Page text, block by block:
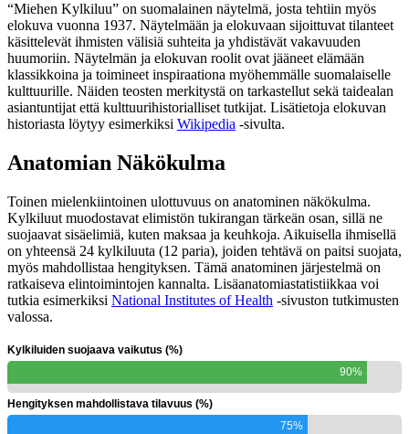
“Miehen Kylkiluu” on suomalainen näytelmä, josta tehtiin myös
elokuva vuonna 1937. Näytelmään ja elokuvaan sijoittuvat tilanteet
käsittelevät ihmisten välisiä suhteita ja yhdistävät vakavuuden
huumoriin. Näytelmän ja elokuvan roolit ovat jääneet elämään
klassikkoina ja toimineet inspiraationa myöhemmälle suomalaiselle
kulttuurille. Näiden teosten merkitystä on tarkastellut sekä taidealan
asiantuntijat että kulttuurihistorialliset tutkijat. Lisätietoja elokuvan
historiasta löytyy esimerkiksi Wikipedia -sivulta.
Anatomian Näkökulma
Toinen mielenkiintoinen ulottuvuus on anatominen näkökulma.
Kylkiluut muodostavat elimistön tukirangan tärkeän osan, sillä ne
suojaavat sisäelimiä, kuten maksaa ja keuhkoja. Aikuisella ihmisellä
on yhteensä 24 kylkiluuta (12 paria), joiden tehtävä on paitsi suojata,
myös mahdollistaa hengityksen. Tämä anatominen järjestelmä on
ratkaiseva elintoimintojen kannalta. Lisäanatomiastatistiikkaa voi
tutkia esimerkiksi National Institutes of Health -sivuston tutkimusten
valossa.
Kylkiluiden suojaava vaikutus (%)
90%
Hengityksen mahdollistava tilavuus (%)
75%